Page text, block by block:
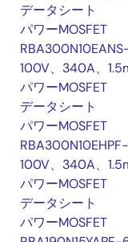
データシート
パワーMOSFET
100V、340A、
パワーMOSFET
データシート
パワーMOSFET
100V、340A、
パワーMOSFET
データシート
パワーMOSFET